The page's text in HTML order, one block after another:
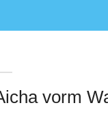
vorm